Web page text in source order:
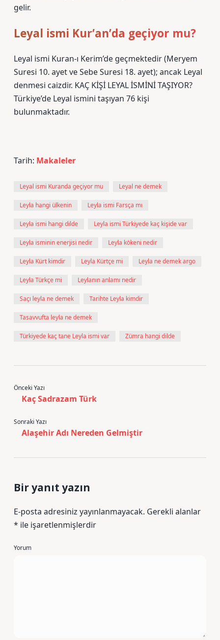
gelir.
Leyal ismi Kur’an’da geçiyor mu?
Leyal ismi Kuran-ı Kerim’de geçmektedir (Meryem
Suresi 10. ayet ve Sebe Suresi 18. ayet); ancak Leyal
denmesi caizdir. KAÇ KİŞİ LEYAL İSMİNİ TAŞIYOR?
Türkiye’de Leyal ismini taşıyan 76 kişi
bulunmaktadır.
Tarih: Makaleler
Leyal ismi Kuranda geçiyor mu Leyal ne demek
Leyla hangi ülkenin Leyla ismi Farsça mı
Leyla ismi hangi dilde Leyla ismi Türkiyede kaç kişide var
Leyla isminin enerjisi nedir Leyla kökeni nedir
Leyla Kürt kimdir Leyla Kürtçe mi Leyla ne demek argo
Leyla Türkçe mi Leylanın anlamı nedir
Saçı leyla ne demek Tarihte Leyla kimdir
Tasavvufta leyla ne demek
Türkiyede kaç tane Leyla ismi var Zümra hangi dilde
Önceki Yazı
Kaç Sadrazam Türk
Sonraki Yazı
Alaşehir Adı Nereden Gelmiştir
Bir yanıt yazın
E-posta adresiniz yayınlanmayacak. Gerekli alanlar
* ile işaretlenmişlerdir
Yorum